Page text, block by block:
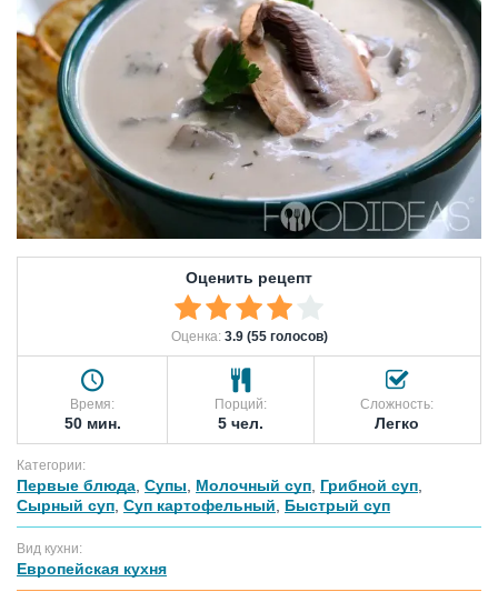
Оценить рецепт
Оценка: 3.9 (55 голосов)
Время:
50 мин.
Порций:
5 чел.
Сложность:
Легко
Категории:
Первые блюда Супы Молочный суп Грибной суп
Сырный суп Суп картофельный Быстрый суп
Вид кухни:
Европейская кухня